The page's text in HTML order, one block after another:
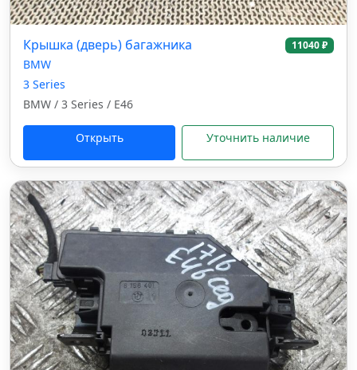
Крышка (дверь) багажника 11040 ₽
BMW
3 Series
BMW / 3 Series / E46
Открыть Уточнить наличие